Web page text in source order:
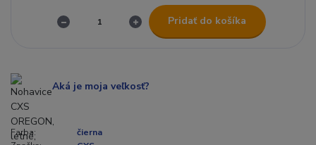
Pridať do košíka
Aká je moja veľkosť?
Farba:
čierna